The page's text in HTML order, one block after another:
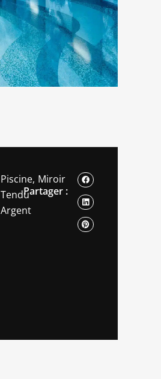
Piscine, Miroir
Tendu
Argent
Partager :